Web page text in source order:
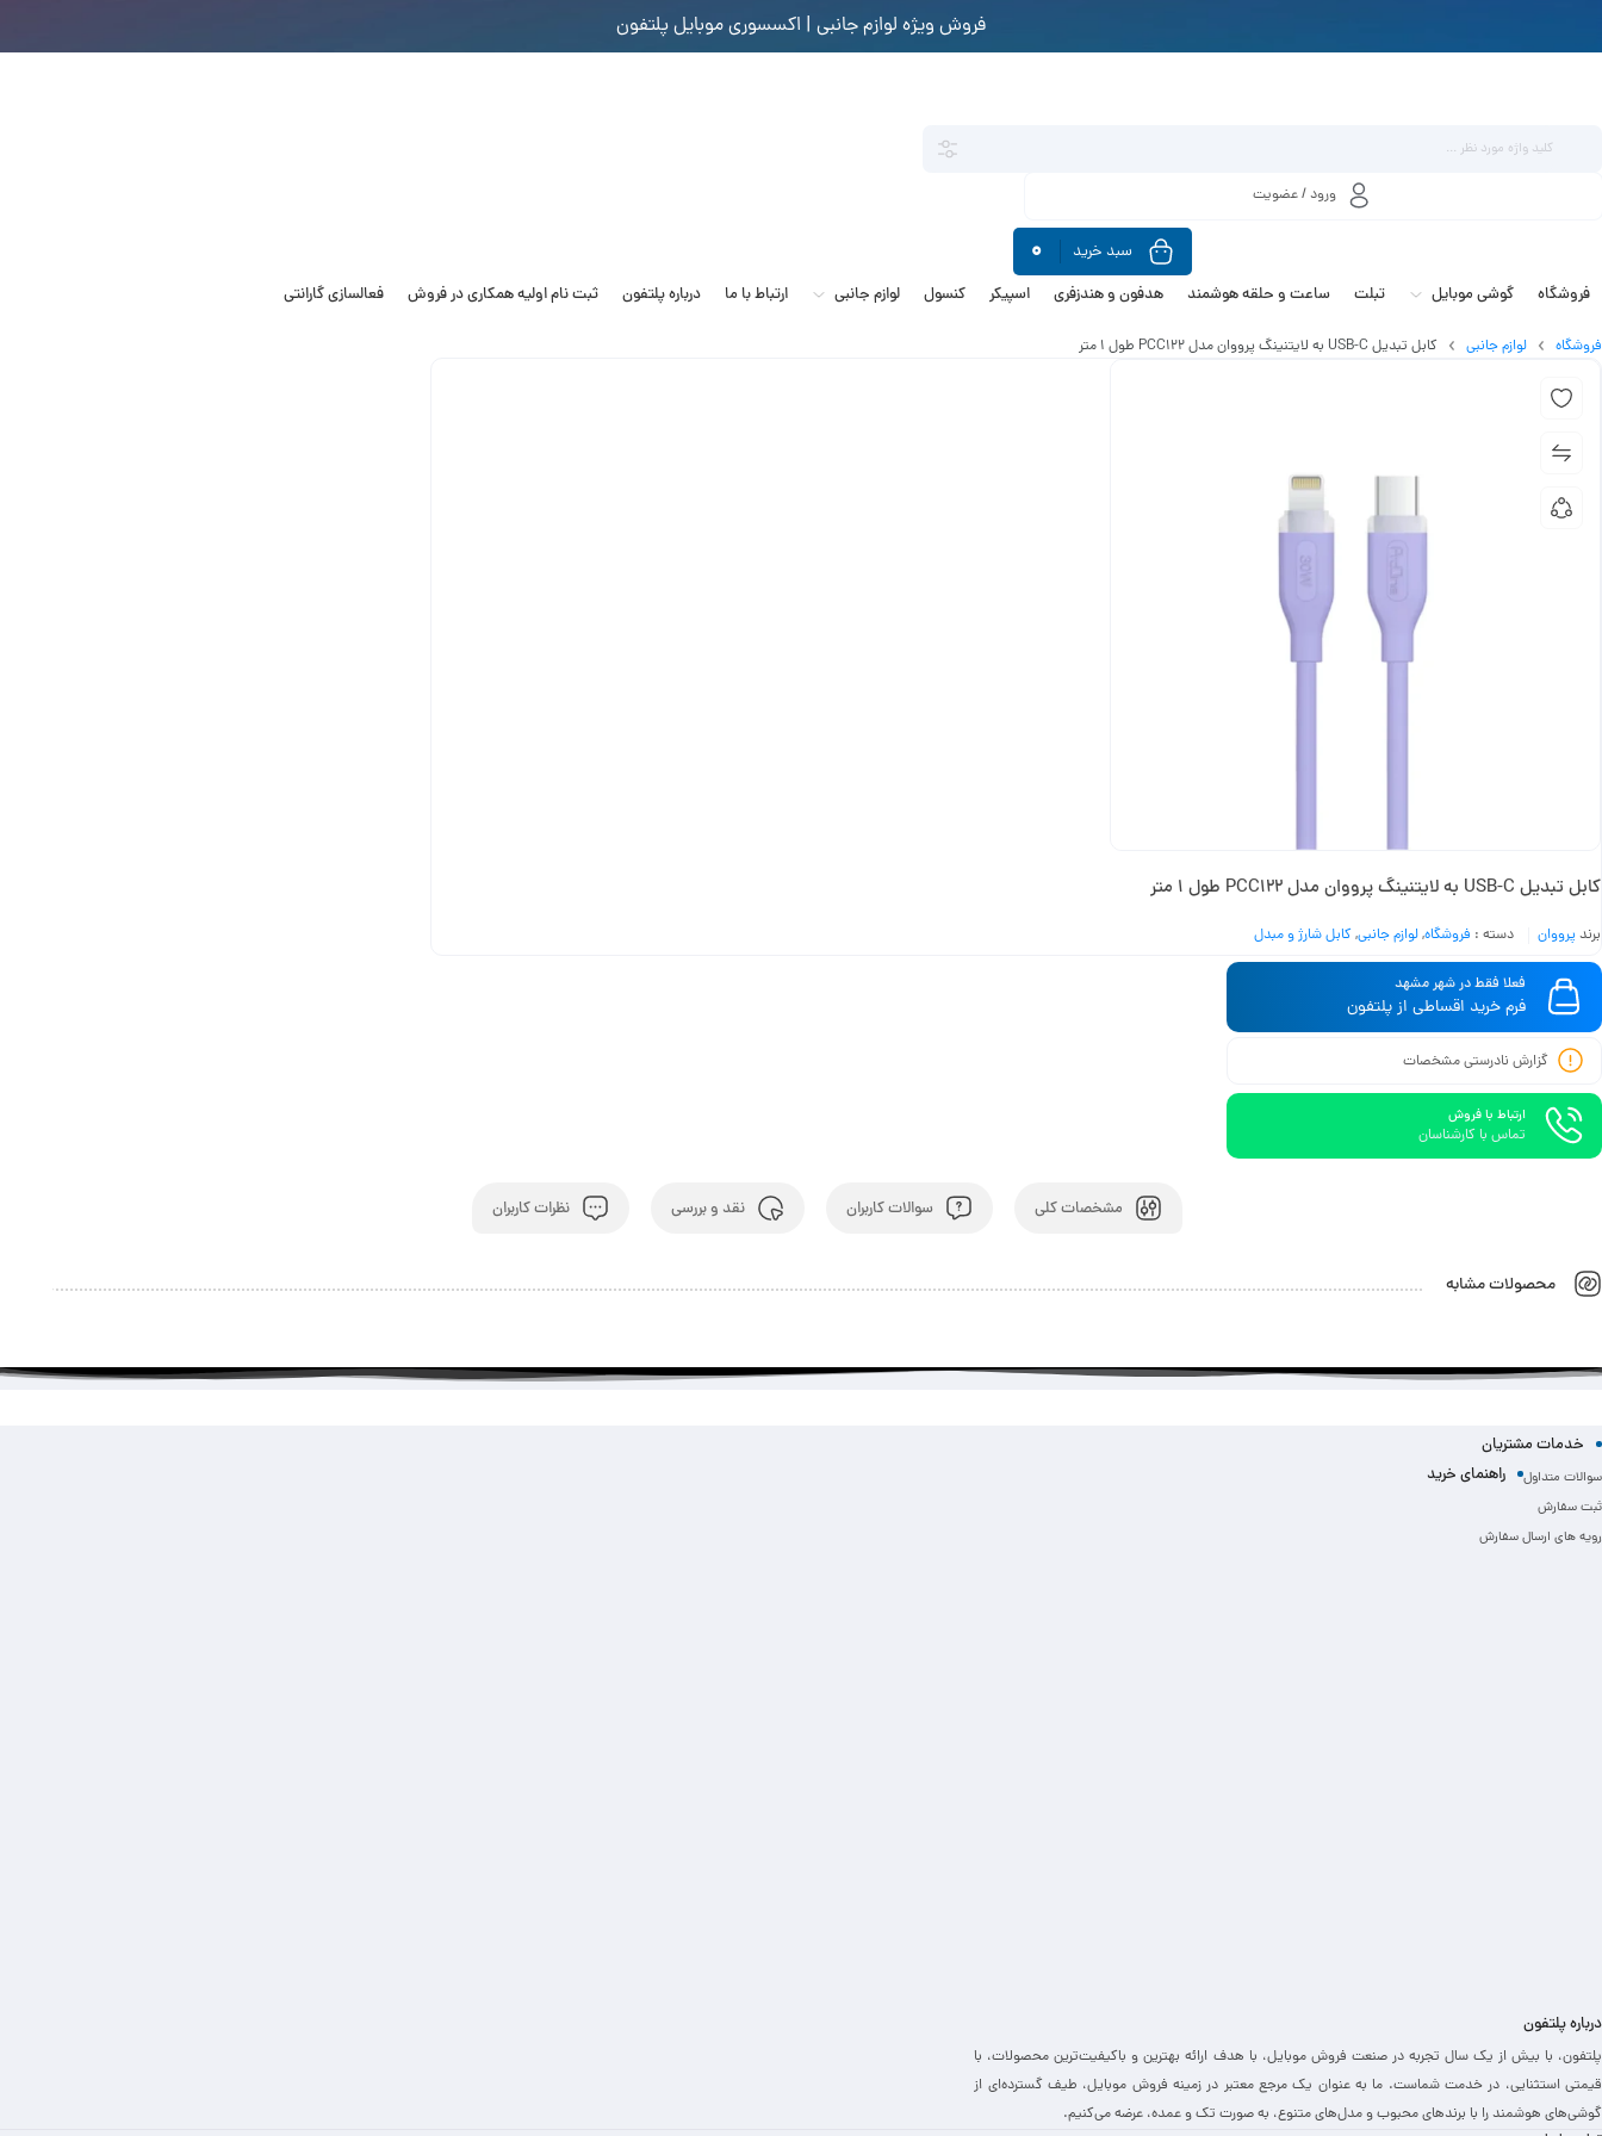
فروش ویژه لوازم جانبی | اکسسوری موبایل پلتفون
ورود / عضویت
سبد خرید 0
فروشگاه گوشی موبایل تبلت ساعت و حلقه هوشمند هدفون و هندزفری اسپیکر کنسول لوازم جانبی ارتباط با ما درباره پلتفون ثبت نام اولیه همکاری در فروش فعالسازی گارانتی
فروشگاه لوازم جانبی کابل تبدیل USB-C به لایتنینگ پرووان مدل PCC122 طول 1 متر
کابل تبدیل USB-C به لایتنینگ پرووان مدل PCC122 طول 1 متر
برند پرووان دسته : فروشگاه,لوازم جانبی,کابل شارژ و مبدل
فعلا فقط در شهر مشهد
فرم خرید اقساطی از پلتفون
گزارش نادرستی مشخصات
ارتباط با فروش
تماس با کارشناسان
مشخصات کلی سوالات کاربران نقد و بررسی نظرات کاربران
محصولات مشابه
خدمات مشتریان
سوالات متداول راهنمای خرید
ثبت سفارش
رویه های ارسال سفارش
درباره پلتفون
پلتفون، با بیش از یک سال تجربه در صنعت فروش موبایل، با هدف ارائه بهترین و باکیفیت‌ترین محصولات، با
قیمتی استثنایی، در خدمت شماست. ما به عنوان یک مرجع معتبر در زمینه فروش موبایل، طیف گسترده‌ای از
گوشی‌های هوشمند را با برندهای محبوب و مدل‌های متنوع، به صورت تک و عمده، عرضه می‌کنیم.